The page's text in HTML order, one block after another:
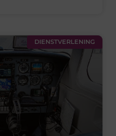
DIENSTVERLENING